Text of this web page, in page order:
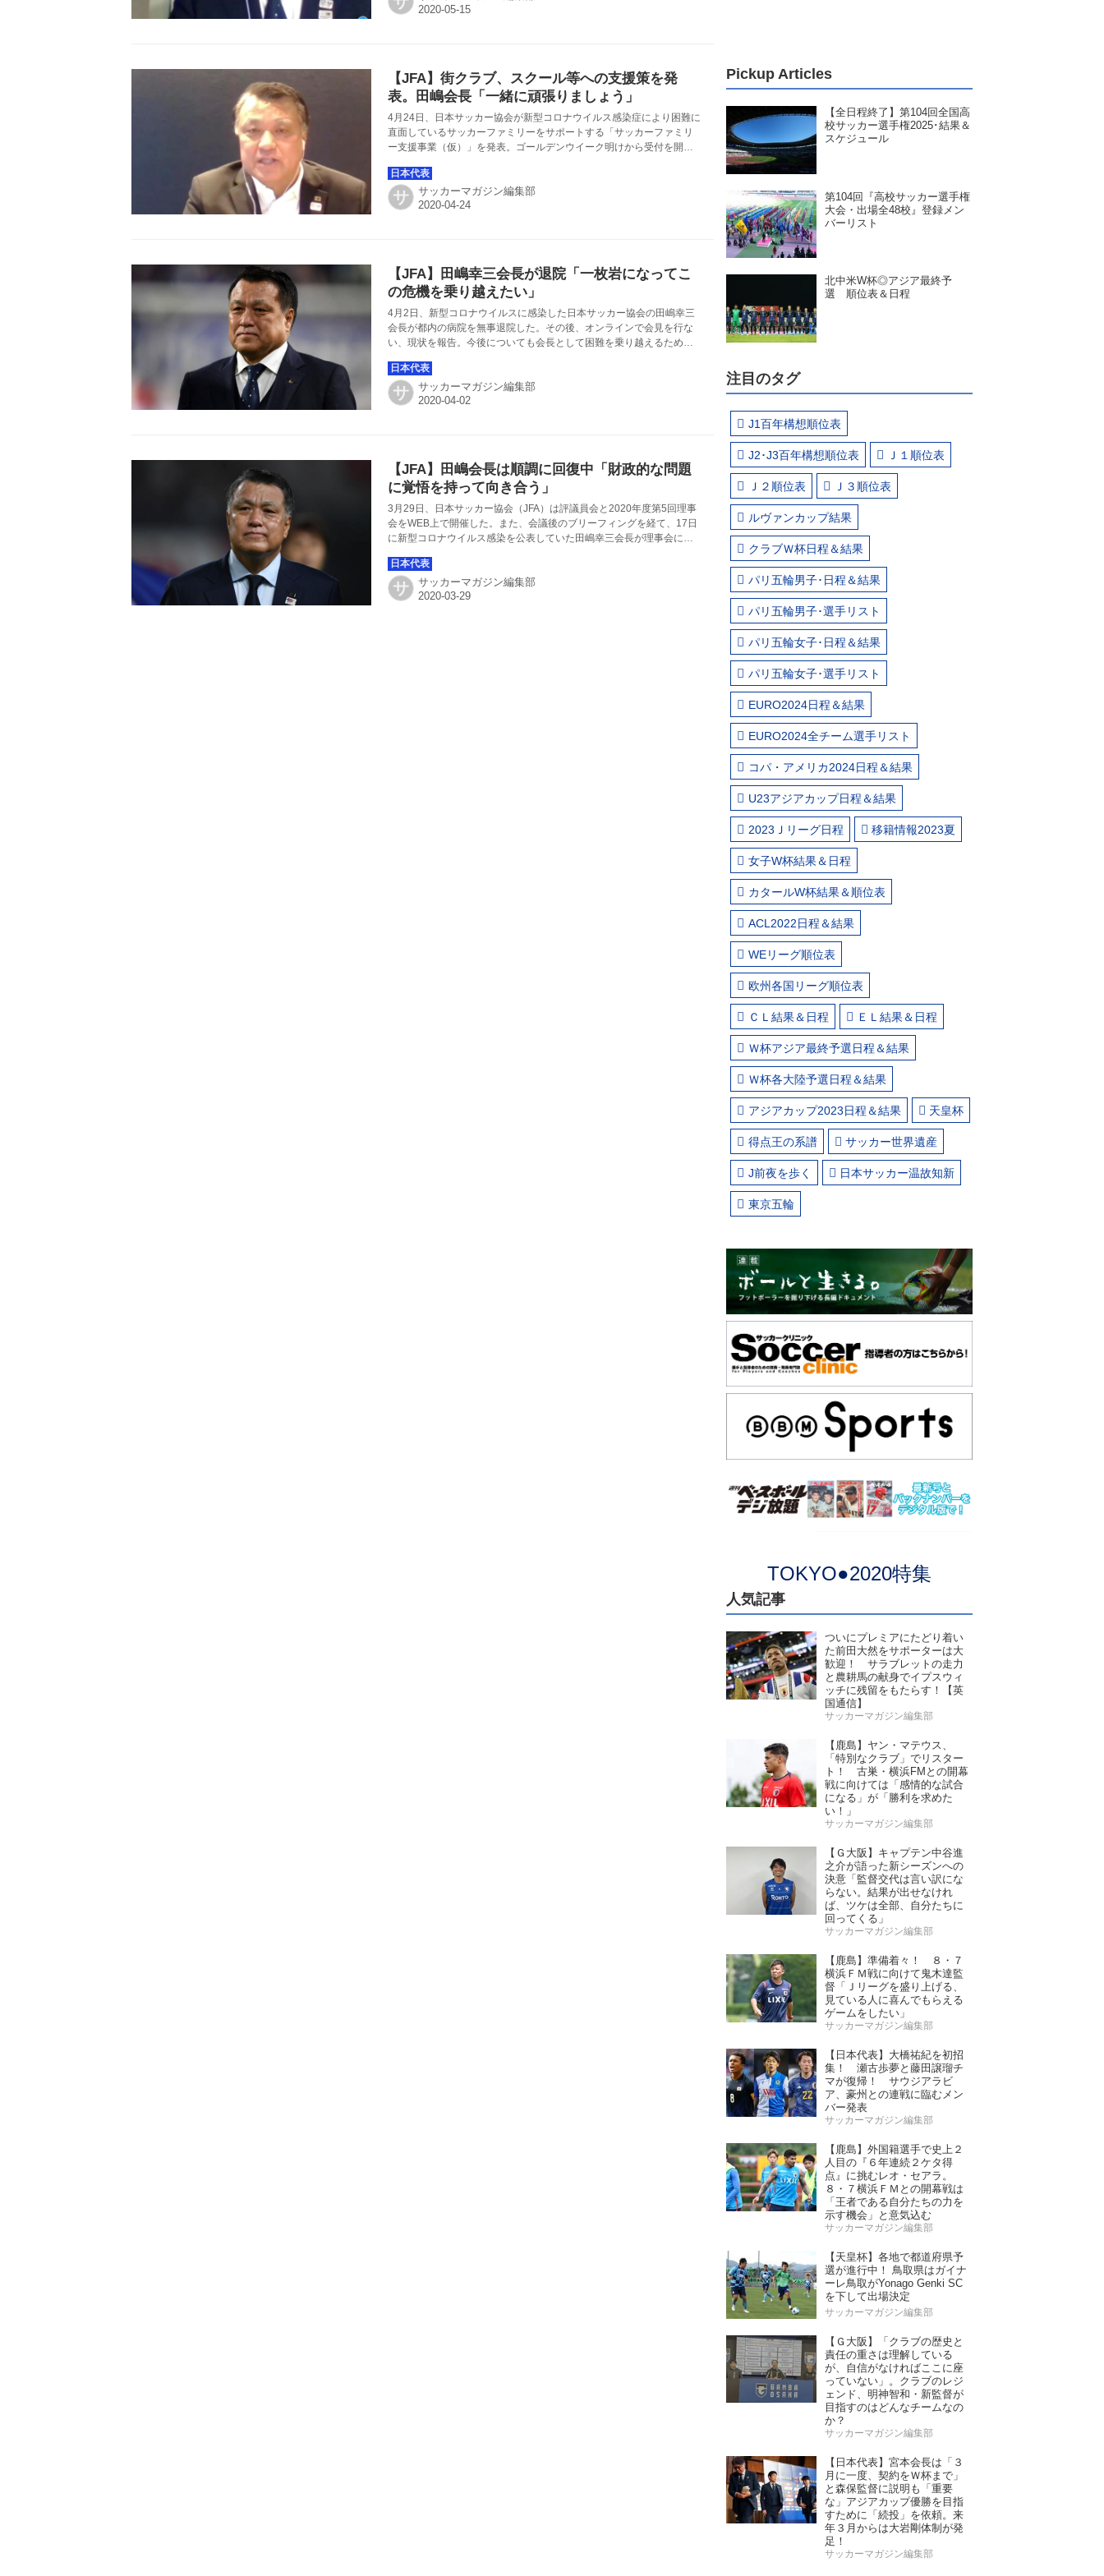
【JFA】街クラブ、スクール等への支援策を発
表。田嶋会長「一緒に頑張りましょう」
4月24日、日本サッカー協会が新型コロナウイルス感染症により困難に
直面しているサッカーファミリーをサポートする「サッカーファミリ
ー支援事業（仮）」を発表。ゴールデンウイーク明けから受付を開始
サ サッカーマガジン編集部
【JFA】田嶋幸三会長が退院「一枚岩になってこ
の危機を乗り越えたい」
4月2日、新型コロナウイルスに感染した日本サッカー協会の田嶋幸三
会長が都内の病院を無事退院した。その後、オンラインで会見を行な
い、現状を報告。今後についても会長として困難を乗り越えるために
サ サッカーマガジン編集部
【JFA】田嶋会長は順調に回復中「財政的な問題
に覚悟を持って向き合う」
3月29日、日本サッカー協会（JFA）は評議員会と2020年度第5回理事
会をWEB上で開催した。また、会議後のブリーフィングを経て、17日
に新型コロナウイルス感染を公表していた田嶋幸三会長が理事会に
サ サッカーマガジン編集部
Pickup Articles
【全日程終了】第104回全国高
校サッカー選手権2025･結果＆
スケジュール
第104回『高校サッカー選手権
大会・出場全48校』登録メン
バーリスト
北中米W杯◎アジア最終予
選 順位表＆日程
注目のタグ
J1百年構想順位表
J2･J3百年構想順位表 Ｊ１順位表
Ｊ２順位表 Ｊ３順位表
ルヴァンカップ結果
クラブＷ杯日程＆結果
パリ五輪男子･日程＆結果
パリ五輪男子･選手リスト
パリ五輪女子･日程＆結果
パリ五輪女子･選手リスト
EURO2024日程＆結果
EURO2024全チーム選手リスト
コパ・アメリカ2024日程＆結果
U23アジアカップ日程＆結果
2023Ｊリーグ日程 移籍情報2023夏
女子W杯結果＆日程
カタールW杯結果＆順位表
ACL2022日程＆結果
WEリーグ順位表
欧州各国リーグ順位表
ＣＬ結果＆日程 ＥＬ結果＆日程
Ｗ杯アジア最終予選日程＆結果
Ｗ杯各大陸予選日程＆結果
アジアカップ2023日程＆結果 天皇杯
得点王の系譜 サッカー世界遺産
J前夜を歩く 日本サッカー温故知新
東京五輪
TOKYO●2020特集
人気記事
ついにプレミアにたどり着い
た前田大然をサポーターは大
歓迎！ サラブレットの走力
と農耕馬の献身でイプスウィ
ッチに残留をもたらす！【英
国通信】
サッカーマガジン編集部
【鹿島】ヤン・マテウス、
「特別なクラブ」でリスター
ト！ 古巣・横浜FMとの開幕
戦に向けては「感情的な試合
になる」が「勝利を求めた
い！」
サッカーマガジン編集部
【Ｇ大阪】キャプテン中谷進
之介が語った新シーズンへの
決意「監督交代は言い訳にな
らない。結果が出せなけれ
ば、ツケは全部、自分たちに
回ってくる」
サッカーマガジン編集部
【鹿島】準備着々！ ８・７
横浜ＦＭ戦に向けて鬼木達監
督「Ｊリーグを盛り上げる、
見ている人に喜んでもらえる
ゲームをしたい」
サッカーマガジン編集部
【日本代表】大橋祐紀を初招
集！ 瀬古歩夢と藤田譲瑠チ
マが復帰！ サウジアラビ
ア、豪州との連戦に臨むメン
バー発表
サッカーマガジン編集部
【鹿島】外国籍選手で史上２
人目の『６年連続２ケタ得
点』に挑むレオ・セアラ。
８・７横浜ＦＭとの開幕戦は
「王者である自分たちの力を
示す機会」と意気込む
サッカーマガジン編集部
【天皇杯】各地で都道府県予
選が進行中！ 鳥取県はガイナ
ーレ鳥取がYonago Genki SC
を下して出場決定
サッカーマガジン編集部
【Ｇ大阪】「クラブの歴史と
責任の重さは理解している
が、自信がなければここに座
っていない」。クラブのレジ
ェンド、明神智和・新監督が
目指すのはどんなチームなの
か？
サッカーマガジン編集部
【日本代表】宮本会長は「３
月に一度、契約をＷ杯まで」
と森保監督に説明も「重要
な」アジアカップ優勝を目指
すために「続投」を依頼。来
年３月からは大岩剛体制が発
足！
サッカーマガジン編集部